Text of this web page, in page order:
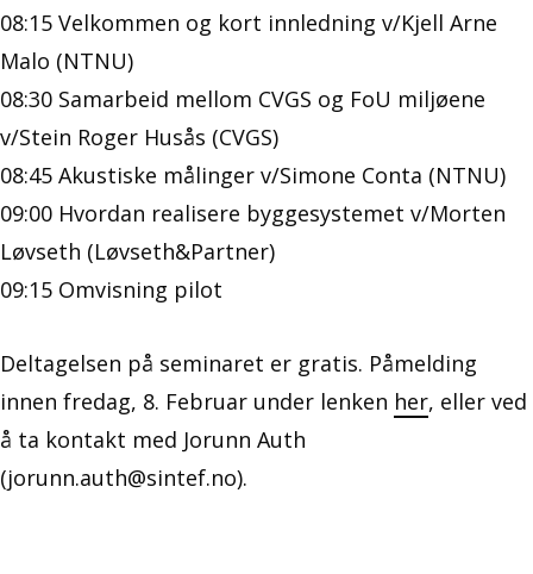
08:15 Velkommen og kort innledning v/Kjell Arne
Malo (NTNU)
08:30 Samarbeid mellom CVGS og FoU miljøene
v/Stein Roger Husås (CVGS)
08:45 Akustiske målinger v/Simone Conta (NTNU)
09:00 Hvordan realisere byggesystemet v/Morten
Løvseth (Løvseth&Partner)
09:15 Omvisning pilot
Deltagelsen på seminaret er gratis. Påmelding
innen fredag, 8. Februar under lenken her, eller ved
å ta kontakt med Jorunn Auth
(jorunn.auth@sintef.no).